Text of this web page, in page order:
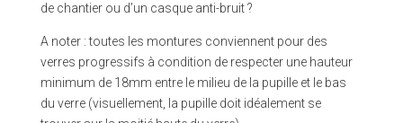
de chantier ou d’un casque anti-bruit ?
A noter : toutes les montures conviennent pour des
verres progressifs à condition de respecter une hauteur
minimum de 18mm entre le milieu de la pupille et le bas
du verre (visuellement, la pupille doit idéalement se